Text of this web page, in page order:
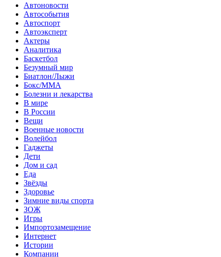
Автоновости
Автособытия
Автоспорт
Автоэксперт
Актеры
Аналитика
Баскетбол
Безумный мир
Биатлон/Лыжи
Бокс/MMA
Болезни и лекарства
В мире
В России
Вещи
Военные новости
Волейбол
Гаджеты
Дети
Дом и сад
Еда
Звёзды
Здоровье
Зимние виды спорта
ЗОЖ
Игры
Импортозамещение
Интернет
Истории
Компании